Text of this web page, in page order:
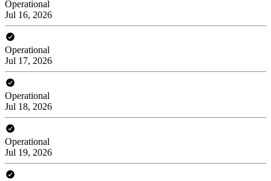
Operational
Jul 16, 2026
Operational
Jul 17, 2026
Operational
Jul 18, 2026
Operational
Jul 19, 2026